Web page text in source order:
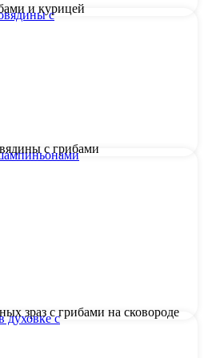
и курицей
с грибами
зраз с грибами на сковороде